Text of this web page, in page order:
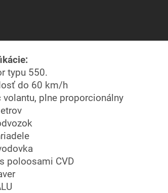
typu 550.
do 60 km/h
volantu, plne proporcionálny
poloosami CVD